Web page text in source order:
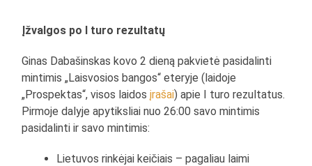
Įžvalgos po I turo rezultatų
Ginas Dabašinskas kovo 2 dieną pakvietė pasidalinti
mintimis „Laisvosios bangos“ eteryje (laidoje
„Prospektas“, visos laidosįrašai) apie I turo rezultatus.
Pirmoje dalyje apytiksliai nuo 26:00 savo mintimis
pasidalinti ir savo mintimis:
Lietuvos rinkėjai keičiais – pagaliau laimi